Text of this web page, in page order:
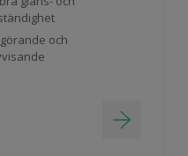
och